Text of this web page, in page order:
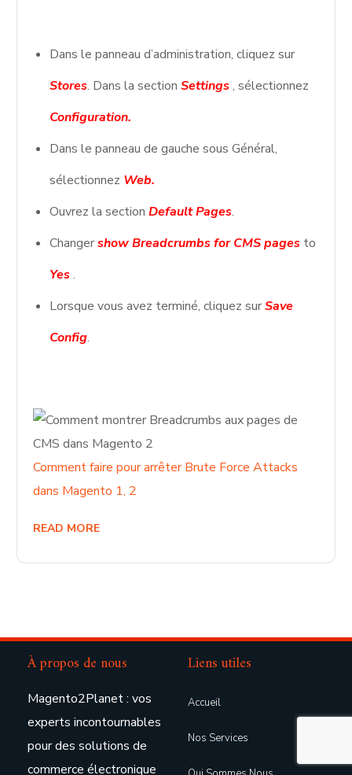
Dans le panneau d’administration, cliquez sur
Stores. Dans la sectionSettings, sélectionnez
Configuration.
Dans le panneau de gauche sous Général,
sélectionnez Web.
Ouvrez la sectionDefault Pages.
Changershow Breadcrumbs for CMS pages to
Yes.
Lorsque vous avez terminé, cliquez surSave
Config.
Comment faire pour arrêter Brute Force Attacks
dans Magento 1, 2
READ MORE
À propos de nous
Magento2Planet : vos
experts incontournables
pour des solutions de
commerce électronique
Liens utiles
Accueil
Nos Services